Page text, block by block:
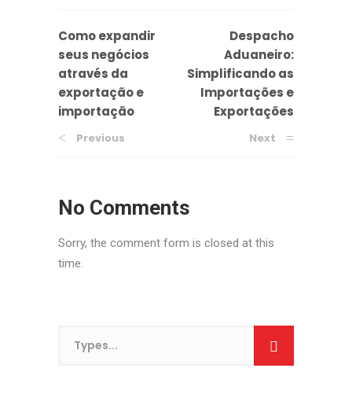
Como expandir
seus negócios
através da
exportação e
importação
Previous
Despacho
Aduaneiro:
Simplificando as
Importações e
Exportações
Next
No Comments
Sorry, the comment form is closed at this
time.